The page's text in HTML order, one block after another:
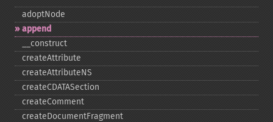
adoptNode
append
_​_​construct
createAttribute
createAttributeNS
createCDATASection
createComment
createDocumentFragment